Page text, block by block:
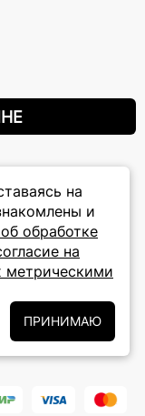
на
и
обработке
на
метрическими
ПРИНИМАЮ
на новости
условиямиПолитики